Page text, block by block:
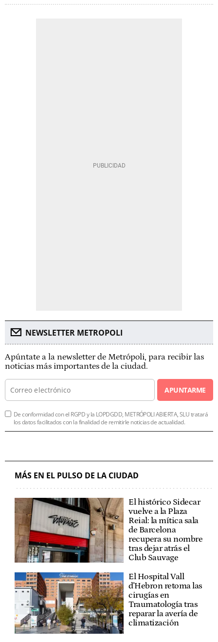
NEWSLETTER METROPOLI
Apúntate a la newsletter de Metrópoli, para recibir las
noticias más importantes de la ciudad.
APUNTARME
De conformidad con el RGPD y la LOPDGDD, METRÓPOLI ABIERTA, SLU tratará
los datos facilitados con la finalidad de remitirle noticias de actualidad.
MÁS EN EL PULSO DE LA CIUDAD
El histórico Sidecar
vuelve a la Plaza
Reial: la mítica sala
de Barcelona
recupera su nombre
tras dejar atrás el
Club Sauvage
El Hospital Vall
d'Hebron retoma las
cirugías en
Traumatología tras
reparar la avería de
climatización